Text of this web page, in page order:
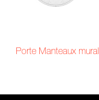
Porte Manteaux mural